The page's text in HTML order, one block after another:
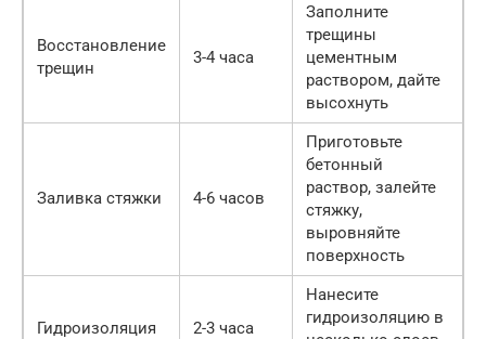
Восстановление
трещин
3-4 часа
Заполните
трещины
цементным
раствором, дайте
высохнуть
Заливка стяжки 4-6 часов
Приготовьте
бетонный
раствор, залейте
стяжку,
выровняйте
поверхность
Гидроизоляция 2-3 часа
Нанесите
гидроизоляцию в